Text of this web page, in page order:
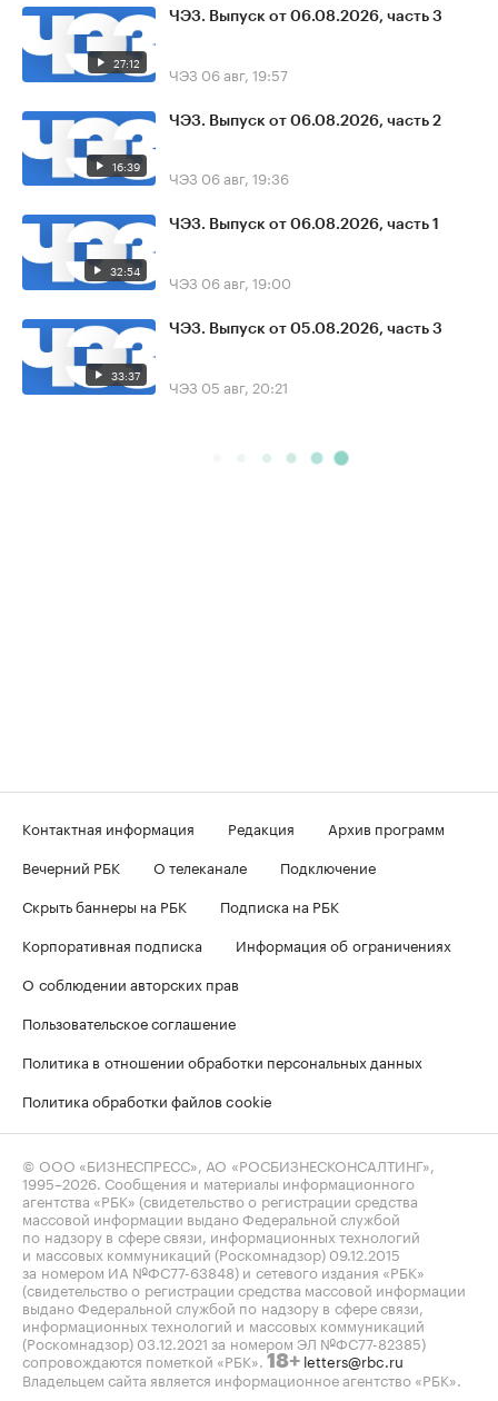
27:12
ЧЭЗ. Выпуск от 06.08.2026, часть 3
ЧЭЗ 06 авг, 19:57
16:39
ЧЭЗ. Выпуск от 06.08.2026, часть 2
ЧЭЗ 06 авг, 19:36
32:54
ЧЭЗ. Выпуск от 06.08.2026, часть 1
ЧЭЗ 06 авг, 19:00
33:37
ЧЭЗ. Выпуск от 05.08.2026, часть 3
ЧЭЗ 05 авг, 20:21
Контактная информация Редакция
Архив программ
Вечерний РБК
О телеканале
Подключение
Скрыть баннеры на РБК
Подписка на РБК
Корпоративная подписка
Информация об ограничениях
О соблюдении авторских прав
Пользовательское соглашение
Политика в отношении обработки персональных данных
Политика обработки файлов cookie
© ООО «БИЗНЕСПРЕСС», АО «РОСБИЗНЕСКОНСАЛТИНГ»,
1995–2026 . Сообщения и материалы информационного
агентства «РБК» (свидетельство о регистрации средства
массовой информации выдано Федеральной службой
по надзору в сфере связи, информационных технологий
и массовых коммуникаций (Роскомнадзор) 09.12.2015
за номером ИА №ФС77-63848) и сетевого издания «РБК»
(свидетельство о регистрации средства массовой информации
выдано Федеральной службой по надзору в сфере связи,
информационных технологий и массовых коммуникаций
(Роскомнадзор) 03.12.2021 за номером ЭЛ №ФС77-82385)
сопровождаются пометкой «РБК». 18+ letters@rbc.ru
Владельцем сайта является информационное агентство «РБК».